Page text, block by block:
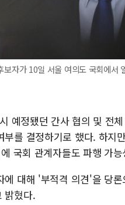
보자가 10일 서울 여의도 국회에서
예정됐던 간사 협의 및 전
를 결정하기로 했다. 하지
국회 관계자들도 파행 가
에 대해 '부적격 의견'을 당
밝혔다.